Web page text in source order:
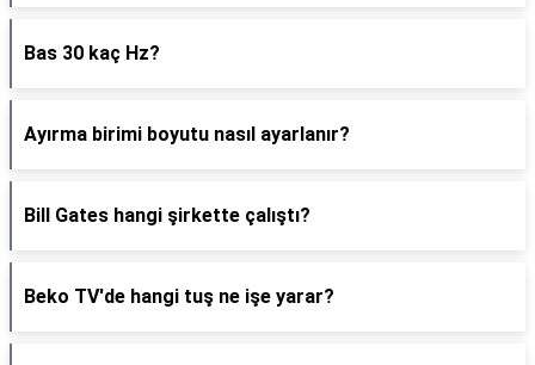
Bas 30 kaç Hz?
Ayırma birimi boyutu nasıl ayarlanır?
Bill Gates hangi şirkette çalıştı?
Beko TV'de hangi tuş ne işe yarar?